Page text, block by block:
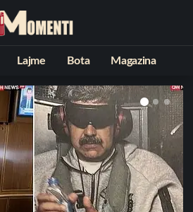
Lajme Bota Magazina